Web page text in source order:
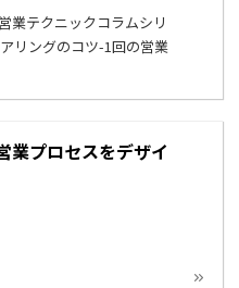
業テクニックコラムシリ
リングのコツ-1回の営業
業プロセスをデザイ